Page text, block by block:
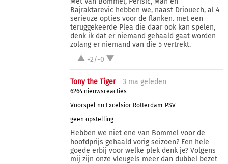
Bajraktarevic hebben we, naast Driouech, al 4
serieuze opties voor de flanken. met een
teruggekeerde Plea die daar ook kan spelen,
denk ik dat er niemand gehaald gaat worden
zolang er niemand van die 5 vertrekt.
+2/-0
Tony the Tiger 3 ma geleden
6264 nieuwsreacties
Voorspel nu Excelsior Rotterdam-PSV
geen opstelling
Hebben we niet ene van Bommel voor de
hoofdprijs gehaald vorig seizoen? Een hele
goede erbij voor welke plek denk je? Volgens
mij zijn onze vleugels meer dan dubbel bezet